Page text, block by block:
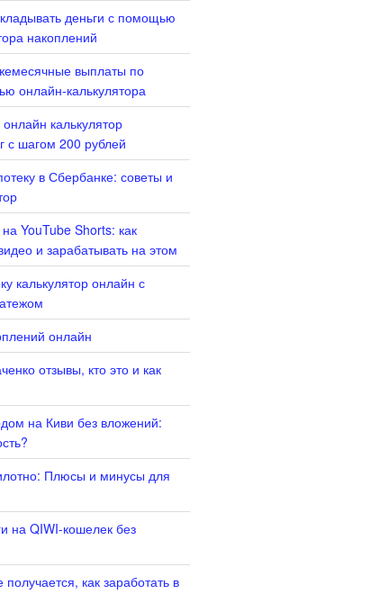
деньги с помощью
накоплений
выплаты по
онлайн-калькулятора
калькулятор
с шагом 200 рублей
в Сбербанке: советы и
YouTube Shorts: как
и зарабатывать на этом
калькулятор онлайн с
онлайн
отзывы, кто это и как
на Киви без вложений:
Плюсы и минусы для
на QIWI-кошелек без
как заработать в